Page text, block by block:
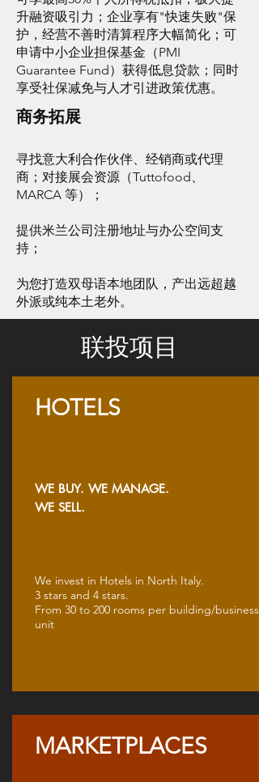
升融资吸引力；企业享有"快速失败"保
护，经营不善时清算程序大幅简化；可
申请中小企业担保基金（PMI
Guarantee Fund）获得低息贷款；同时
享受社保减免与人才引进政策优惠。
商务拓展
寻找意大利合作伙伴、经销商或代理
商；对接展会资源（Tuttofood、
MARCA 等）；
提供米兰公司注册地址与办公空间支
持；
为您打造双母语本地团队，产出远超越
外派或纯本土老外。
联投项目
HOTELS
WE BUY. WE MANAGE.
WE SELL.
We invest in Hotels in North Italy.
3 stars and 4 stars.
From 30 to 200 rooms per building/business
unit
MARKETPLACES